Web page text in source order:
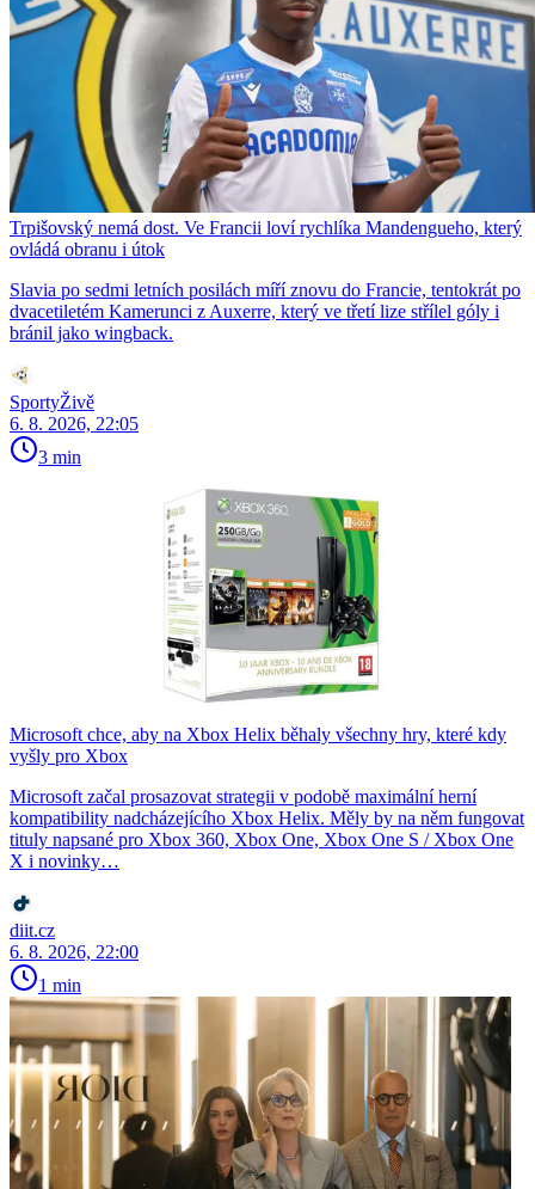
Trpišovský nemá dost. Ve Francii loví rychlíka Mandengueho, který
ovládá obranu i útok
Slavia po sedmi letních posilách míří znovu do Francie, tentokrát po
dvacetiletém Kamerunci z Auxerre, který ve třetí lize střílel góly i
bránil jako wingback.
SportyŽivě
6. 8. 2026, 22:05
3 min
Microsoft chce, aby na Xbox Helix běhaly všechny hry, které kdy
vyšly pro Xbox
Microsoft začal prosazovat strategii v podobě maximální herní
kompatibility nadcházejícího Xbox Helix. Měly by na něm fungovat
tituly napsané pro Xbox 360, Xbox One, Xbox One S / Xbox One
X i novinky…
diit.cz
6. 8. 2026, 22:00
1 min